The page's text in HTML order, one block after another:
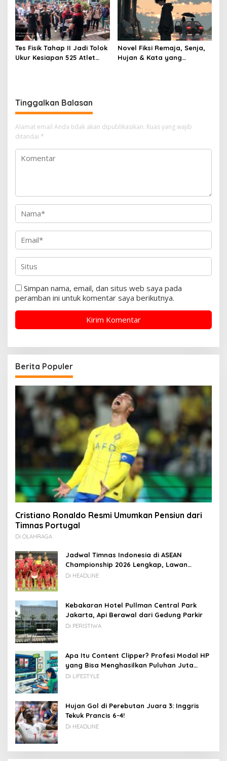
Tes Fisik Tahap II Jadi Tolok
Ukur Kesiapan 525 Atlet
Novel Fiksi Remaja, Senja,
Hujan & Kata yang
Tinggalkan Balasan
Alamat email Anda tidak akan dipublikasikan. Ruas yang wajib
ditandai *
Simpan nama, email, dan situs web saya pada
peramban ini untuk komentar saya berikutnya.
Berita Populer
Cristiano Ronaldo Resmi Umumkan Pensiun dari
Timnas Portugal
Di OLAHRAGA
Jadwal Timnas Indonesia di ASEAN
Championship 2026 Lengkap, Lawan
Kamboja hingga Vietnam
Di HEADLINE
Kebakaran Hotel Pullman Central Park
Jakarta, Api Berawal dari Gedung Parkir
Di PERISTIWA
Apa Itu Content Clipper? Profesi Modal HP
yang Bisa Menghasilkan Puluhan Juta
Rupiah
Di LIFESTYLE
Hujan Gol di Perebutan Juara 3: Inggris
Tekuk Prancis 6-4!
Di HEADLINE